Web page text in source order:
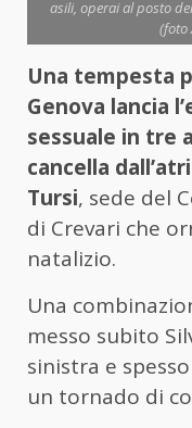
asili, operai al posto
(foto
Una tempesta
Genova lancia
sessuale in tre
cancella
Tursi, sede del
di Crevari che
natalizio.
Una
messo subito
sinistra e
un tornado di